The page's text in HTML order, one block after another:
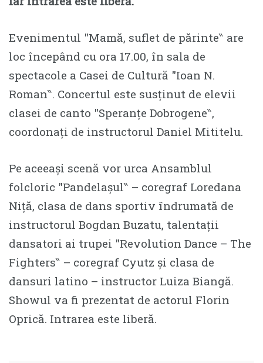
Evenimentul ″Mamă, suflet de părinte‶ are
loc începând cu ora 17.00, în sala de
spectacole a Casei de Cultură ″Ioan N.
Roman‶. Concertul este susținut de elevii
clasei de canto ″Speranțe Dobrogene‶,
coordonați de instructorul Daniel Mititelu.
Pe aceeași scenă vor urca Ansamblul
folcloric ″Pandelașul‶ – coregraf Loredana
Niță, clasa de dans sportiv îndrumată de
instructorul Bogdan Buzatu, talentații
dansatori ai trupei ″Revolution Dance – The
Fighters‶ – coregraf Cyutz și clasa de
dansuri latino – instructor Luiza Biangă.
Showul va fi prezentat de actorul Florin
Oprică. Intrarea este liberă.